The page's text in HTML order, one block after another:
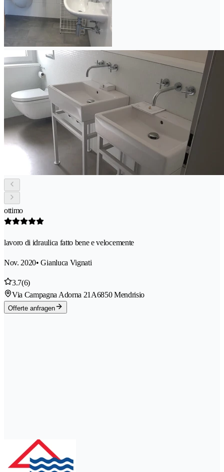
ottimo
lavoro di idraulica fatto bene e velocemente
Nov. 2020• Gianluca Vignati
3.7(6)
Via Campagna Adorna 21A6850 Mendrisio
Offerte anfragen